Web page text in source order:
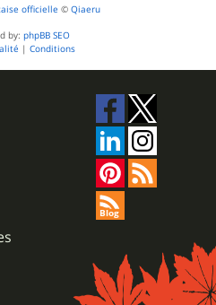
officielle © Qiaeru
by: phpBB SEO
| Conditions